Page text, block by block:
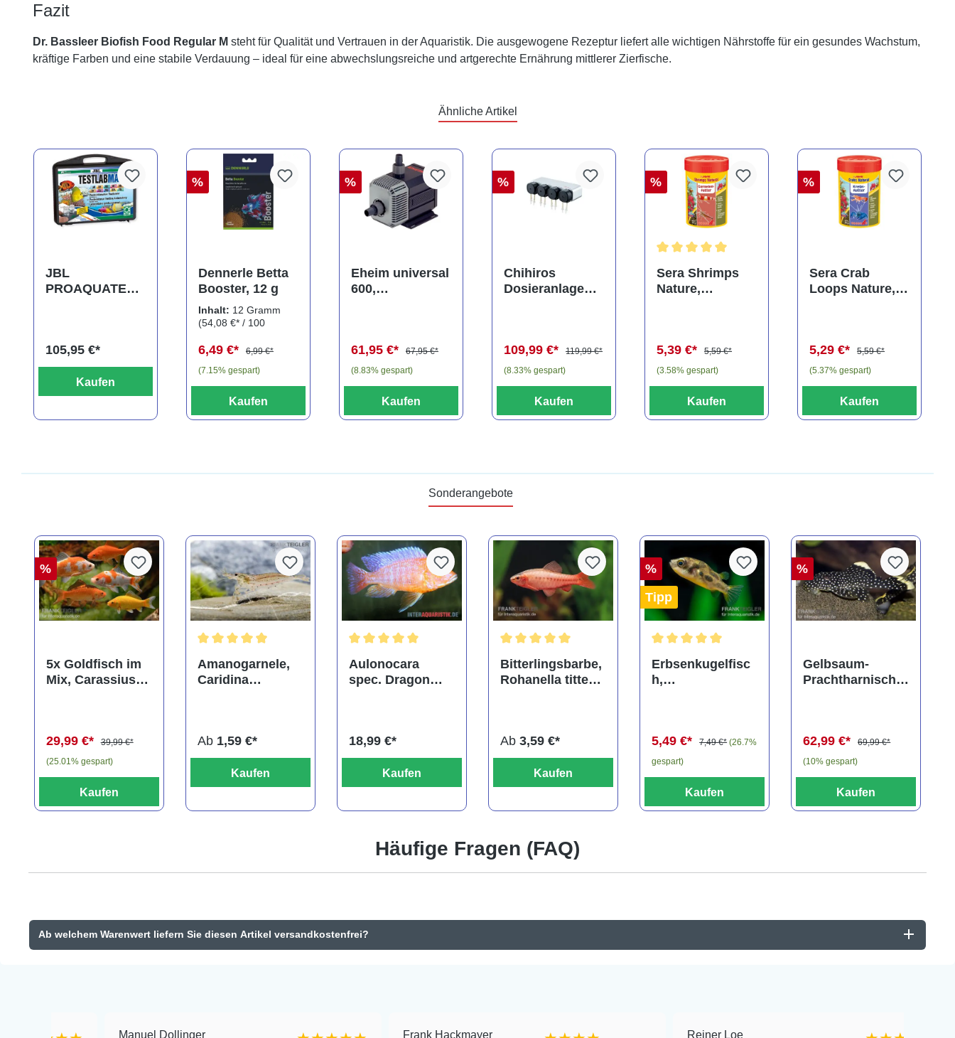
Fazit
Dr. Bassleer Biofish Food Regular M steht für Qualität und Vertrauen in der Aquaristik. Die ausgewogene Rezeptur liefert alle wichtigen Nährstoffe für ein gesundes Wachstum,
kräftige Farben und eine stabile Verdauung – ideal für eine abwechslungsreiche und artgerechte Ernährung mittlerer Zierfische.
Ähnliche Artikel
JBL
PROAQUATEST
Meerwasser
105,95 €*
Kaufen
%
Dennerle Betta
Booster, 12 g
Inhalt: 12 Gramm
(54,08 €* / 100
6,49 €*
6,99 €*
(7.15% gespart)
Kaufen
%
Eheim universal
600,
61,95 €*
67,95 €*
(8.83% gespart)
Kaufen
%
Chihiros
Dosieranlage
109,99 €*
119,99 €*
(8.33% gespart)
Kaufen
%
Durchschnittliche Bewertung von 5 von 5 Sternen
Sera Shrimps
Nature,
5,39 €*
5,59 €*
(3.58% gespart)
Kaufen
%
Sera Crab
Loops Nature,
5,29 €*
5,59 €*
(5.37% gespart)
Kaufen
Sonderangebote
%
5x Goldfisch im
Mix, Carassius
29,99 €*
39,99 €*
(25.01% gespart)
Kaufen
Amanogarnele,
Caridina
Ab 1,59 €*
Kaufen
Aulonocara
spec. Dragon
18,99 €*
Kaufen
Bitterlingsbarbe,
Rohanella titteya,
Ab 3,59 €*
Kaufen
%
Tipp
Erbsenkugelfisc
h,
5,49 €*
7,49 €* (26.7%
gespart)
Kaufen
%
Gelbsaum-
Prachtharnischw
62,99 €*
69,99 €*
(10% gespart)
Kaufen
Häufige Fragen (FAQ)
Ab welchem Warenwert liefern Sie diesen Artikel versandkostenfrei?
Manuel Dollinger Frank Hackmayer Reiner Loe